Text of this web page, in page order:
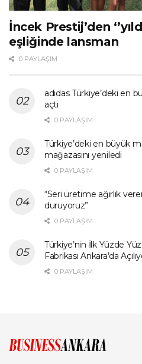
İncek Prestij’den
eşliğinde lansman
0 PAYLAŞIM
adidas Türkiye’deki en
açtı
0 PAYLAŞIM
Türkiye’deki en büyük
mağazasını yeniledi
0 PAYLAŞIM
“Seri üretime ağırlık
duruyoruz”
0 PAYLAŞIM
Türkiye’nin İlk Yüzde
Fabrikası Ankara’da
0 PAYLAŞIM